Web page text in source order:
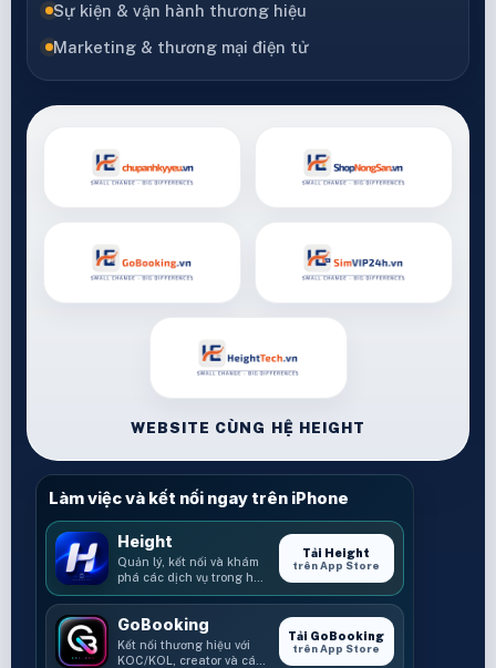
Sự kiện & vận hành thương hiệu
Marketing & thương mại điện tử
WEBSITE CÙNG HỆ HEIGHT
Làm việc và kết nối ngay trên iPhone
Height
Quản lý, kết nối và khám
phá các dịch vụ trong hệ
sinh thái Height.
Tải Height
trên App Store
GoBooking
Kết nối thương hiệu với
KOC/KOL, creator và các
Tải GoBooking
trên App Store